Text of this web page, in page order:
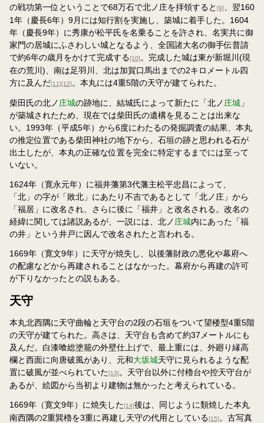
の戦功第一位ということで68万石で北ノ庄を拝領すると [9]
、翌160
1年（慶長6年）9月には知行割を実施し、築城に着手した。1604
年（慶長9年）に秀康が松平氏を名乗ることを許され、名実共に御
家門の居城にふさわしい城となるよう、全国諸大名の御手伝普請
で約6年の歳月をかけて完成する[10] 。完成した城は東が新堀川(現
在の荒川)、南は足羽川、北は加賀口馬出までの2キロメートル四
方に及んだ[11][12] 。本丸には4重5階の天守が建てられた。
柴田氏の北ノ 庄城の跡地に、結城氏によって新たに「北ノ 庄城 」
が築城されたため、現在では柴田氏の遺構を見ることは出来な
い。1993年（平成5年）から6度にわたるの発掘調査の結果、本丸
の推定位置である柴田神社の地下から、石垣の跡と思われる石が
出土したが、本丸の正確な位置を完全に特定するまでには至って
いない。
1624年（寛永元年）に福井藩第3代藩主松平忠昌によって、
「北」の字が「敗北」にあたり不吉であるとして「北ノ庄」から
「福居」に改名され、さらに後に「福井」と改名される。改名の
経緯に関しては諸説あるが、一説には、北ノ 庄城内にあった「福
の井」という井戸に因んで改名されたと言われる。
1669年（寛文9年）に天守が焼失し、以後藩財政の悪化や幕府へ
の配慮などから再建されることはなかった。幕府から再建の許可
が下りなかったとの説もある。
天守
本丸北西隅に天守曲輪と天守台の2段の石垣をついて望楼型4重5階
の天守が建てられた。高さは、天守台も含めて約37メートルにも
及んだ。白漆喰総塗籠の外壁仕上げで、最上重には、外廻り縁高
欄と西面に向唐破風があり、元和大坂城天守に見られるような配
置に破風が並べられていた[13] 。天守台以外に付櫓台や控天守台が
あるが、絵図から当初より建物は無かったと考えられている。
1669年（寛文9年）に焼失した[14]後は、同じように類焼した本丸
南西隅の2重巽櫓を3重に再建し天守の代用としている[15] 。古写真